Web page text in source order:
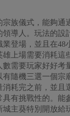
宗族儀式，能夠通
領導人。玩法的設
業登場，並且在48
雄上場需要消耗這
數需要玩家好好考
有隨機三選一個宗
消耗完之前，並且
具有挑戰性的。能
主葵特別開放給